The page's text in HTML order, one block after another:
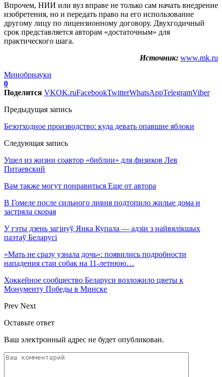
Впрочем, НИИ или вуз вправе не только сам начать внедрение
изобретения, но и передать право на его использование
другому лицу по лицензионному договору. Двухгодичный
срок представляется авторам «достаточным» для
практического шага.
Источник: www.mk.ru
Минобрнауки
0
Поделится VKOK.ruFacebookTwitterWhatsAppTelegramViber
Предыдущая запись
Безотходное производство: куда девать опавшие яблоки
Следующая запись
Ушел из жизни соавтор «библии» для физиков Лев
Питаевский
Вам также могут понравиться Еще от автора
В Гомеле после сильного ливня подтопило жилые дома и
застряла скорая
У гэты дзень загінуў Янка Купала — адзін з найвялікшых
паэтаў Беларусі
«Мать не сразу узнала дочь»: появились подробности
нападения стаи собак на 11-летнюю…
Хоккейное сообщество Беларуси возложило цветы к
Монументу Победы в Минске
Prev Next
Оставьте ответ
Ваш электронный адрес не будет опубликован.